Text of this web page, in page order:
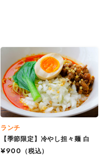
ランチ
【季節限定】冷やし担々麺 白
¥900
（税込）